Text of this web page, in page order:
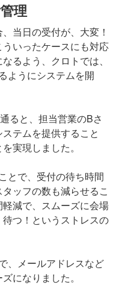
理
当日の受付が、大変！
いったケースにも対応
るよう、クロトでは、
ようにシステムを開
ると、担当営業のBさ
テムを提供すること
実現しました。
とで、受付の待ち時間
ッフの数も減らせるこ
減で、スムーズに会場
つ！というストレスの
、メールアドレスなど
になりました。